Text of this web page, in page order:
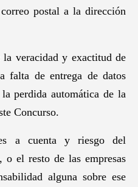
postal a la dirección
veracidad y exactitud de
falta de entrega de datos
perdida automática de la
Concurso.
a cuenta y riesgo del
o el resto de las empresas
alguna sobre ese